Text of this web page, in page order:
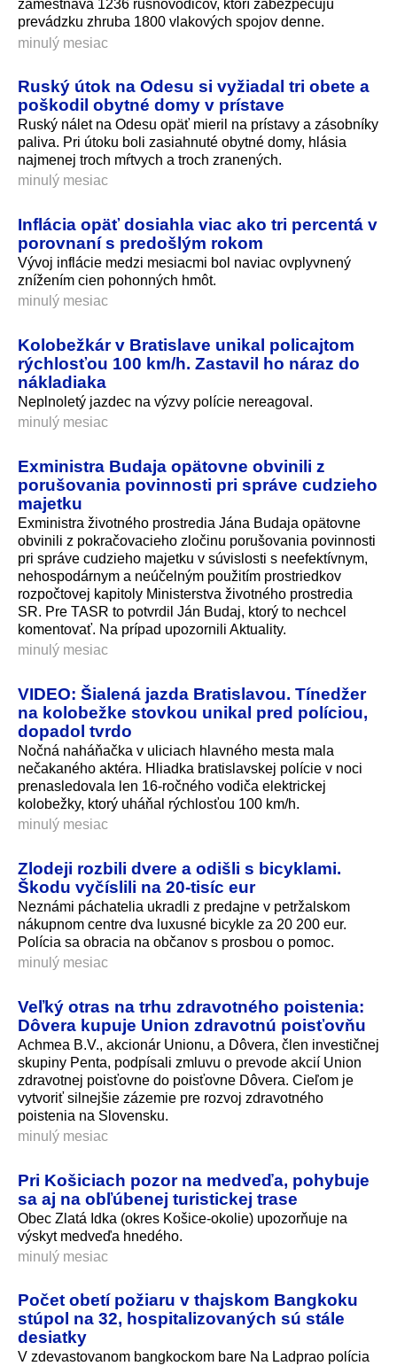
zamestnáva 1236 rušňovodičov, ktorí zabezpečujú
prevádzku zhruba 1800 vlakových spojov denne.
minulý mesiac
Ruský útok na Odesu si vyžiadal tri obete a
poškodil obytné domy v prístave
Ruský nálet na Odesu opäť mieril na prístavy a zásobníky
paliva. Pri útoku boli zasiahnuté obytné domy, hlásia
najmenej troch mŕtvych a troch zranených.
minulý mesiac
Inflácia opäť dosiahla viac ako tri percentá v
porovnaní s predošlým rokom
Vývoj inflácie medzi mesiacmi bol naviac ovplyvnený
znížením cien pohonných hmôt.
minulý mesiac
Kolobežkár v Bratislave unikal policajtom
rýchlosťou 100 km/h. Zastavil ho náraz do
nákladiaka
Neplnoletý jazdec na výzvy polície nereagoval.
minulý mesiac
Exministra Budaja opätovne obvinili z
porušovania povinnosti pri správe cudzieho
majetku
Exministra životného prostredia Jána Budaja opätovne
obvinili z pokračovacieho zločinu porušovania povinnosti
pri správe cudzieho majetku v súvislosti s neefektívnym,
nehospodárnym a neúčelným použitím prostriedkov
rozpočtovej kapitoly Ministerstva životného prostredia
SR. Pre TASR to potvrdil Ján Budaj, ktorý to nechcel
komentovať. Na prípad upozornili Aktuality.
minulý mesiac
VIDEO: Šialená jazda Bratislavou. Tínedžer
na kolobežke stovkou unikal pred políciou,
dopadol tvrdo
Nočná naháňačka v uliciach hlavného mesta mala
nečakaného aktéra. Hliadka bratislavskej polície v noci
prenasledovala len 16-ročného vodiča elektrickej
kolobežky, ktorý uháňal rýchlosťou 100 km/h.
minulý mesiac
Zlodeji rozbili dvere a odišli s bicyklami.
Škodu vyčíslili na 20-tisíc eur
Neznámi páchatelia ukradli z predajne v petržalskom
nákupnom centre dva luxusné bicykle za 20 200 eur.
Polícia sa obracia na občanov s prosbou o pomoc.
minulý mesiac
Veľký otras na trhu zdravotného poistenia:
Dôvera kupuje Union zdravotnú poisťovňu
Achmea B.V., akcionár Unionu, a Dôvera, člen investičnej
skupiny Penta, podpísali zmluvu o prevode akcií Union
zdravotnej poisťovne do poisťovne Dôvera. Cieľom je
vytvoriť silnejšie zázemie pre rozvoj zdravotného
poistenia na Slovensku.
minulý mesiac
Pri Košiciach pozor na medveďa, pohybuje
sa aj na obľúbenej turistickej trase
Obec Zlatá Idka (okres Košice-okolie) upozorňuje na
výskyt medveďa hnedého.
minulý mesiac
Počet obetí požiaru v thajskom Bangkoku
stúpol na 32, hospitalizovaných sú stále
desiatky
V zdevastovanom bangkockom bare Na Ladprao polícia